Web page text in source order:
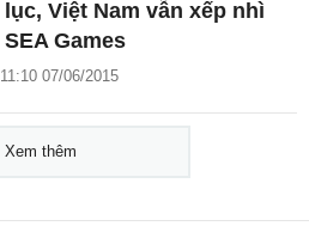
lục, Việt Nam vẫn xếp nhì
SEA Games
11:10 07/06/2015
Xem thêm